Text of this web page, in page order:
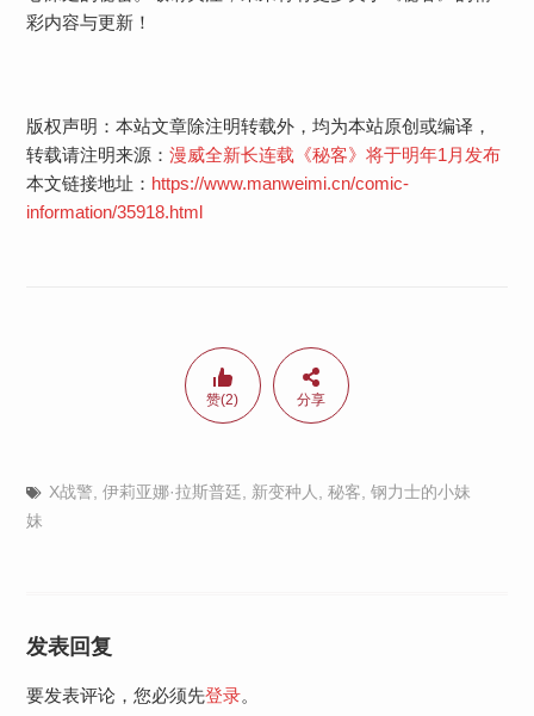
彩内容与更新！
版权声明：本站文章除注明转载外，均为本站原创或编译，
转载请注明来源： 漫威全新长连载《秘客》将于明年1月发布
本文链接地址： https://www.manweimi.cn/comic-
information/35918.html
赞(2) 分享
X战警, 伊莉亚娜·拉斯普廷, 新变种人, 秘客, 钢力士的小妹
妹
发表回复
要发表评论，您必须先登录。